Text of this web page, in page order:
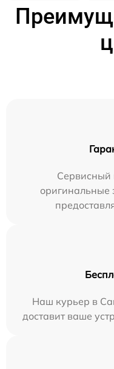
Сервисный
оригинальные
Наш курьер в
доставит ваше